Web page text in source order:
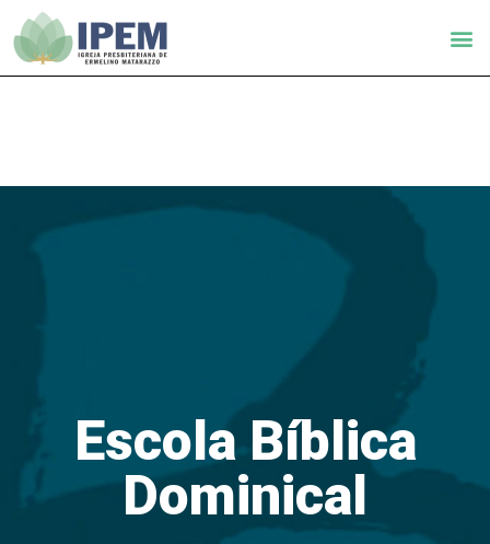
Escola Bíblica
Dominical